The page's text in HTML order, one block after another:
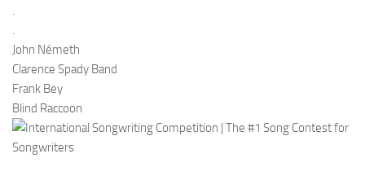
.
.
John Németh
Clarence Spady Band
Frank Bey
Blind Raccoon